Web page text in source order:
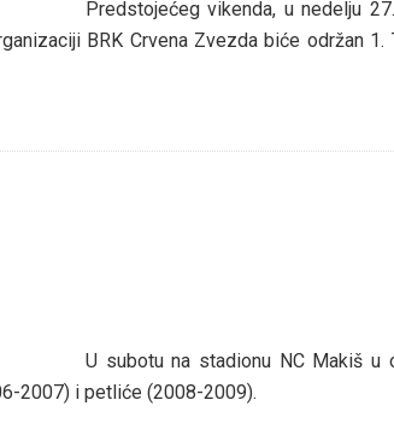
Predstojećeg vikenda, u nedelju
BRK Crvena Zvezda biće održan
U subotu na stadionu NC Makiš u
2007) i petliće (2008-2009).